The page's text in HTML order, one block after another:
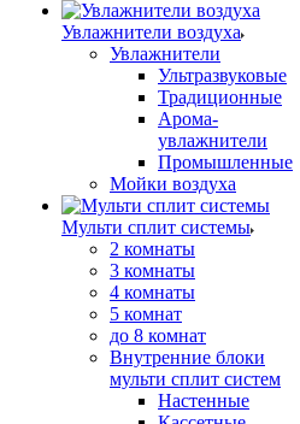
Увлажнители воздуха
Увлажнители
Ультразвуковые
Традиционные
Арома-
увлажнители
Промышленные
Мойки воздуха
Мульти сплит системы
2 комнаты
3 комнаты
4 комнаты
5 комнат
до 8 комнат
Внутренние блоки
мульти сплит систем
Настенные